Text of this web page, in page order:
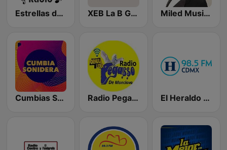
Estrellas de los 80s XEB La B Grande 1220 AM Miled Music José José
Cumbias Sonideras DJec Radio Pegasso de Monclova El Heraldo de México